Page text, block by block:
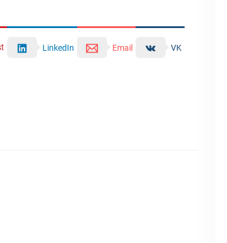
LinkedIn Email VK